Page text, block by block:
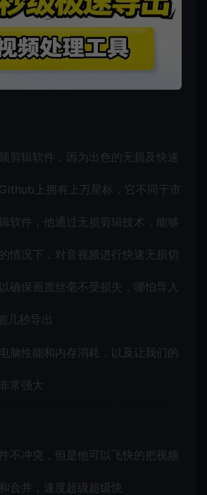
剪辑软件，因为出色的无损及快速
上拥有上万星标，它不同于市
软件，他通过无损剪辑技术，能够
情况下，对音视频进行快速无损切
确保画质丝毫不受损失，哪怕导入
几秒导出
脑性能和内存消耗，以及让我们的
常强大
不冲突，但是他可以飞快的把视频
合并，速度超级超级快